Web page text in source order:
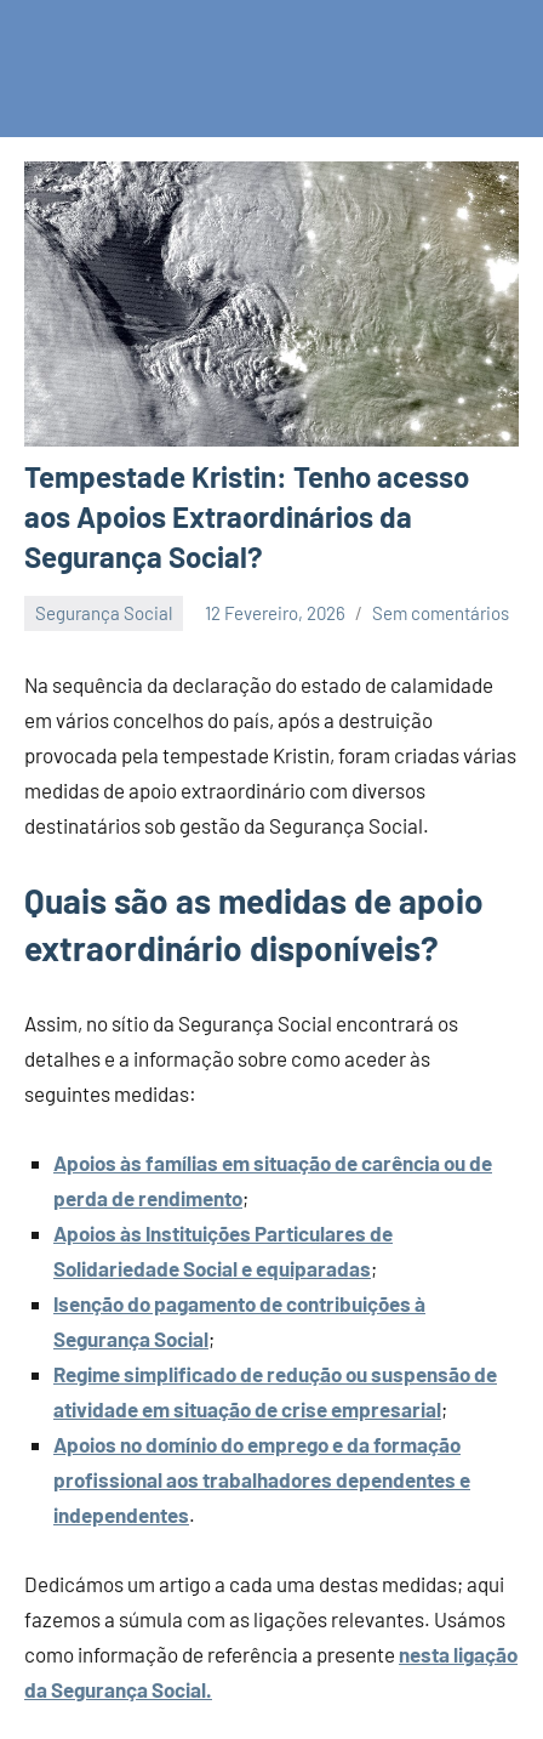
Tempestade Kristin: Tenho acesso
aos Apoios Extraordinários da
Segurança Social?
Segurança Social 12 Fevereiro, 2026
Economia
Finanças
Sem comentários
Na sequência da declaração do estado de calamidade
em vários concelhos do país, após a destruição
provocada pela tempestade Kristin, foram criadas várias
medidas de apoio extraordinário com diversos
destinatários sob gestão da Segurança Social.
Quais são as medidas de apoio
extraordinário disponíveis?
Assim, no sítio da Segurança Social encontrará os
detalhes e a informação sobre como aceder às
seguintes medidas:
Apoios às famílias em situação de carência ou de
perda de rendimento;
Apoios às Instituições Particulares de
Solidariedade Social e equiparadas;
Isenção do pagamento de contribuições à
Segurança Social;
Regime simplificado de redução ou suspensão de
atividade em situação de crise empresarial;
Apoios no domínio do emprego e da formação
profissional aos trabalhadores dependentes e
independentes.
Dedicámos um artigo a cada uma destas medidas; aqui
fazemos a súmula com as ligações relevantes. Usámos
como informação de referência a presente nesta ligação
da Segurança Social.